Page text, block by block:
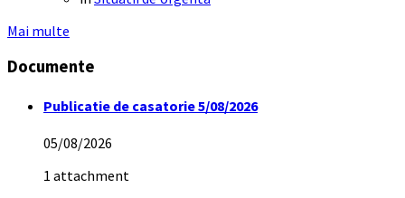
Mai multe
Documente
Publicatie de casatorie 5/08/2026
05/08/2026
1 attachment